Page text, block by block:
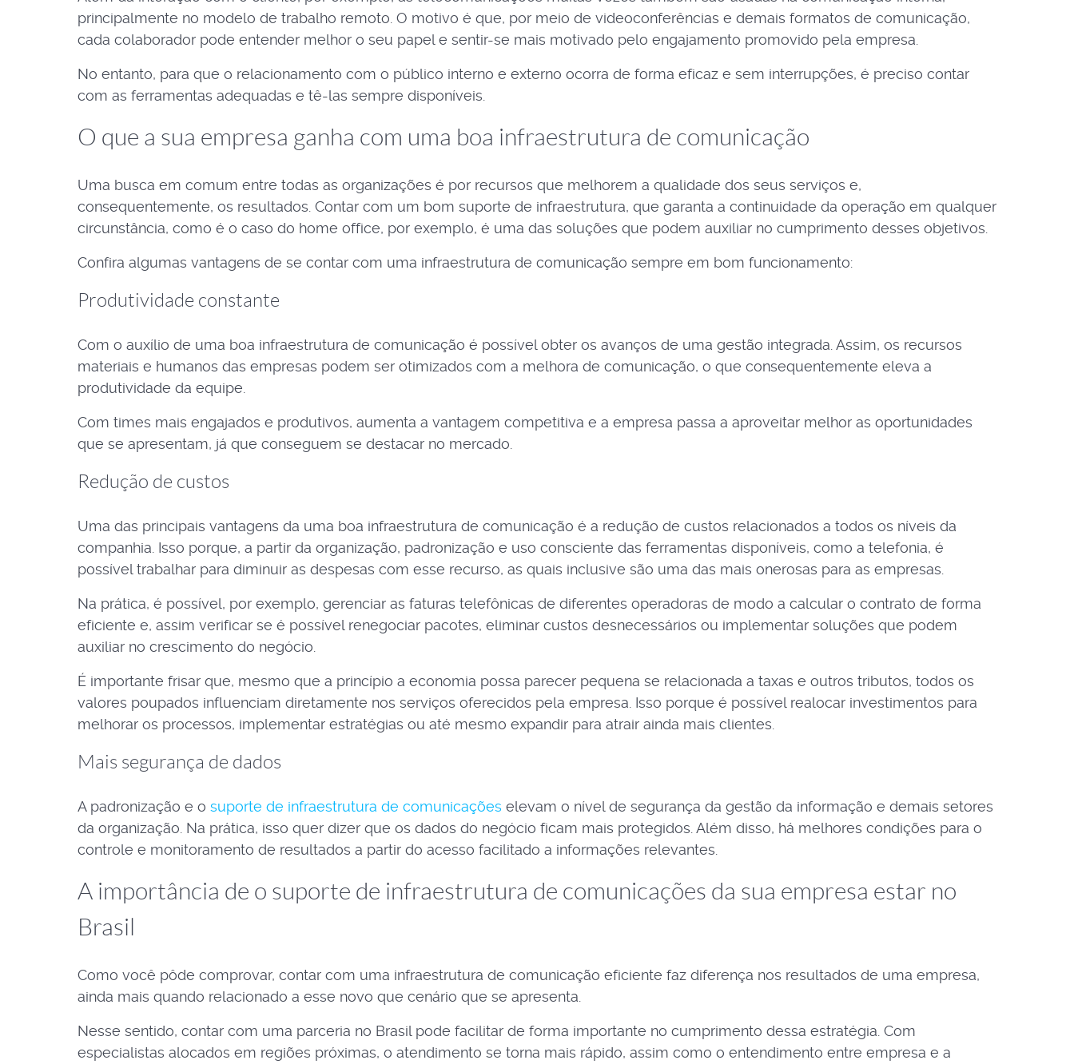
principalmente no modelo de trabalho remoto. O motivo é que, por meio de videoconferências e demais formatos de comunicação,
cada colaborador pode entender melhor o seu papel e sentir-se mais motivado pelo engajamento promovido pela empresa.
No entanto, para que o relacionamento com o público interno e externo ocorra de forma eficaz e sem interrupções, é preciso contar
com as ferramentas adequadas e tê-las sempre disponíveis.
O que a sua empresa ganha com uma boa infraestrutura de comunicação
Uma busca em comum entre todas as organizações é por recursos que melhorem a qualidade dos seus serviços e,
consequentemente, os resultados. Contar com um bom suporte de infraestrutura, que garanta a continuidade da operação em qualquer
circunstância, como é o caso do home office, por exemplo, é uma das soluções que podem auxiliar no cumprimento desses objetivos.
Confira algumas vantagens de se contar com uma infraestrutura de comunicação sempre em bom funcionamento:
Produtividade constante
Com o auxílio de uma boa infraestrutura de comunicação é possível obter os avanços de uma gestão integrada. Assim, os recursos
materiais e humanos das empresas podem ser otimizados com a melhora de comunicação, o que consequentemente eleva a
produtividade da equipe.
Com times mais engajados e produtivos, aumenta a vantagem competitiva e a empresa passa a aproveitar melhor as oportunidades
que se apresentam, já que conseguem se destacar no mercado.
Redução de custos
Uma das principais vantagens da uma boa infraestrutura de comunicação é a redução de custos relacionados a todos os níveis da
companhia. Isso porque, a partir da organização, padronização e uso consciente das ferramentas disponíveis, como a telefonia, é
possível trabalhar para diminuir as despesas com esse recurso, as quais inclusive são uma das mais onerosas para as empresas.
Na prática, é possível, por exemplo, gerenciar as faturas telefônicas de diferentes operadoras de modo a calcular o contrato de forma
eficiente e, assim verificar se é possível renegociar pacotes, eliminar custos desnecessários ou implementar soluções que podem
auxiliar no crescimento do negócio.
É importante frisar que, mesmo que a princípio a economia possa parecer pequena se relacionada a taxas e outros tributos, todos os
valores poupados influenciam diretamente nos serviços oferecidos pela empresa. Isso porque é possível realocar investimentos para
melhorar os processos, implementar estratégias ou até mesmo expandir para atrair ainda mais clientes.
Mais segurança de dados
A padronização e o suporte de infraestrutura de comunicações elevam o nível de segurança da gestão da informação e demais setores
da organização. Na prática, isso quer dizer que os dados do negócio ficam mais protegidos. Além disso, há melhores condições para o
controle e monitoramento de resultados a partir do acesso facilitado a informações relevantes.
A importância de o suporte de infraestrutura de comunicações da sua empresa estar no
Brasil
Como você pôde comprovar, contar com uma infraestrutura de comunicação eficiente faz diferença nos resultados de uma empresa,
ainda mais quando relacionado a esse novo que cenário que se apresenta.
Nesse sentido, contar com uma parceria no Brasil pode facilitar de forma importante no cumprimento dessa estratégia. Com
especialistas alocados em regiões próximas, o atendimento se torna mais rápido, assim como o entendimento entre empresa e a